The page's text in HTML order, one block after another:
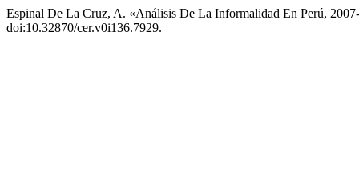
Espinal De La Cruz, A. «Análisis De La Informalidad En Perú,
doi:10.32870/cer.v0i136.7929.